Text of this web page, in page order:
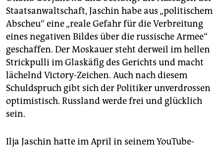
Staatsanwaltschaft, Jaschin habe aus „politischem
Abscheu“ eine „reale Gefahr für die Verbreitung
eines negativen Bildes über die russische Armee“
geschaffen. Der Moskauer steht derweil im hellen
Strickpulli im Glaskäfig des Gerichts und macht
lächelnd Victory-Zeichen. Auch nach diesem
Schuldspruch gibt sich der Politiker unverdrossen
optimistisch. Russland werde frei und glücklich
sein.
Ilja Jaschin hatte im April in seinem YouTube-